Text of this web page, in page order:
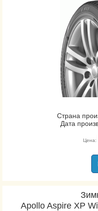
Страна
Дата
Цена:
Apollo Aspire XP